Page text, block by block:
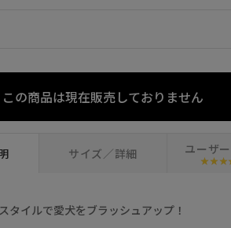
この商品は現在販売しておりません
サイズ／詳細 ユーザ
タイルで愛犬をブラッシュアップ！